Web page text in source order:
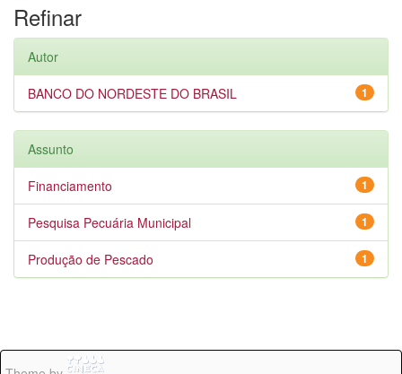
Refinar
Autor
1
BANCO DO NORDESTE DO BRASIL
Assunto
1
Financiamento
1
Pesquisa Pecuária Municipal
1
Produção de Pescado